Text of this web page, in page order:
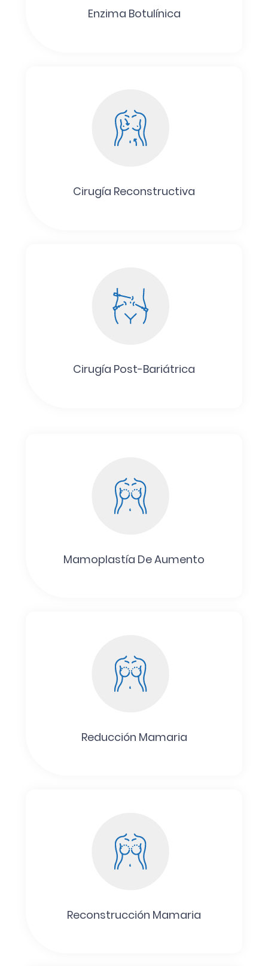
Enzima Botulínica
Cirugía Reconstructiva
Cirugía Post-Bariátrica
Mamoplastía De Aumento
Reducción Mamaria
Reconstrucción Mamaria